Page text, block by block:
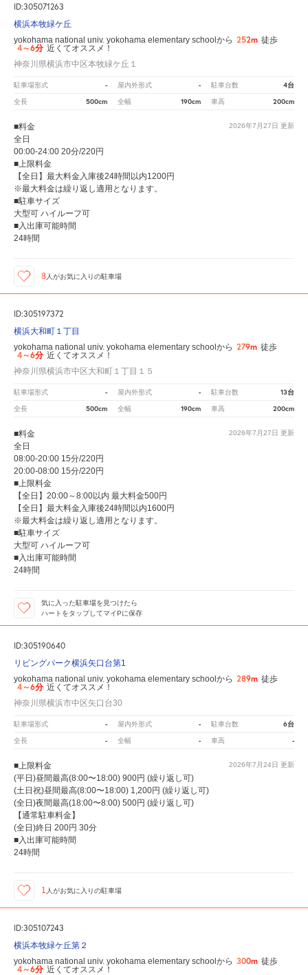
ID:305071263
横浜本牧緑ケ丘
yokohama national univ. yokohama elementary schoolから 252m 徒歩
4～6分 近くてオススメ！
神奈川県横浜市中区本牧緑ケ丘１
駐車場形式 - 屋内外形式 - 駐車台数 4台
全長 500cm 全幅 190cm 車高 200cm
2026年7月27日 更新
■料金
全日
00:00-24:00 20分/220円
■上限料金
【全日】最大料金入庫後24時間以内1200円
※最大料金は繰り返し適用となります。
■駐車サイズ
大型可 ハイルーフ可
■入出庫可能時間
24時間
8 人がお気に入りの駐車場
ID:305197372
横浜大和町１丁目
yokohama national univ. yokohama elementary schoolから 279m 徒歩
4～6分 近くてオススメ！
神奈川県横浜市中区大和町１丁目１５
駐車場形式 - 屋内外形式 - 駐車台数 13台
全長 500cm 全幅 190cm 車高 200cm
2026年7月27日 更新
■料金
全日
08:00-20:00 15分/220円
20:00-08:00 15分/220円
■上限料金
【全日】20:00～8:00以内 最大料金500円
【全日】最大料金入庫後24時間以内1600円
※最大料金は繰り返し適用となります。
■駐車サイズ
大型可 ハイルーフ可
■入出庫可能時間
24時間
気に入った駐車場を見つけたら
ハートをタップしてマイPに保存
ID:305190640
リビングパーク横浜矢口台第1
yokohama national univ. yokohama elementary schoolから 289m 徒歩
4～6分 近くてオススメ！
神奈川県横浜市中区矢口台30
駐車場形式 - 屋内外形式 - 駐車台数 6台
全長 - 全幅 - 車高 -
2026年7月24日 更新
■上限料金
(平日)昼間最高(8:00〜18:00) 900円 (繰り返し可)
(土日祝)昼間最高(8:00〜18:00) 1,200円 (繰り返し可)
(全日)夜間最高(18:00〜8:00) 500円 (繰り返し可)
【通常駐車料金】
(全日)終日 200円 30分
■入出庫可能時間
24時間
1 人がお気に入りの駐車場
ID:305107243
横浜本牧緑ケ丘第２
yokohama national univ. yokohama elementary schoolから 300m 徒歩
4～6分 近くてオススメ！